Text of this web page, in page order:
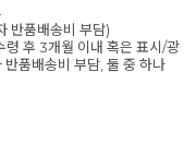
반품배송비 부담)
령 후 3개월 이내 혹은 표시/광
품배송비 부담, 둘 중 하나